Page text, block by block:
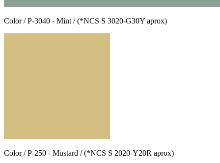
Color / P-3040 - Mint / (*NCS S 3020-G30Y aprox)
Color / P-250 - Mustard / (*NCS S 2020-Y20R aprox)